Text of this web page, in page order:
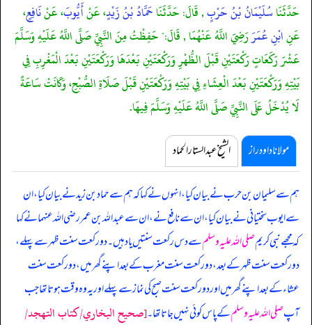
حَدَّثَنَاسُلَيْمَانُ بْنُ حَرْبٍ, قَالَ: حَدَّثَنَاحَمَّادُ بْنُ زَيْدٍ، عَنْأَيُّوبَ، عَنْنَافِعٍ،
عَنِابْنِ عُمَرَرَضِيَ اللَّهُ عَنْهُمَا , قَالَ:" حَفِظْتُ مِنَ النَّبِيِّ صَلَّى اللَّهُ عَلَيْهِ وَسَلَّمَ
عَشْرَ رَكَعَاتٍ رَكْعَتَيْنِ قَبْلَ الظُّهْرِ وَرَكْعَتَيْنِ بَعْدَهَا وَرَكْعَتَيْنِ بَعْدَ الْمَغْرِبِ فِي
بَيْتِهِ وَرَكْعَتَيْنِ بَعْدَ الْعِشَاءِ فِي بَيْتِهِ وَرَكْعَتَيْنِ قَبْلَ صَلَاةِ الصُّبْحِ، وَكَانَتْ سَاعَةً
لَا يُدْخَلُ عَلَى النَّبِيِّ صَلَّى اللَّهُ عَلَيْهِ وَسَلَّمَ فِيهَا.
مولانا داود راز الشیخ عبدالستار الحماد
ہم سے سلیمان بن حرب نے بیان کیا، انہوں نے کہا کہ ہم سے حماد بن زید نے بیان کیا، ان
سے ایوب سختیانی نے بیان کیا، ان سے نافع نے، ان سے عبداللہ بن عمر رضی اللہ عنہما نے کہا
کہمجھے نبی کریمصلی اللہ علیہ وسلمسے دس رکعت سنتیں یاد ہیں۔ دو رکعت سنت ظہر سے پہلے،
دو رکعت سنت ظہر کے بعد، دو رکعت سنت مغرب کے بعد اپنے گھر میں، دو رکعت سنت
عشاء کے بعد اپنے گھر میں اور دو رکعت سنت صبح کی نماز سے پہلے اور یہ وہ وقت ہوتا تھا جب
آپصلی اللہ علیہ وسلمکے پاس کوئی نہیں جاتا تھا۔[صحيح البخاري/كتاب التهجد/